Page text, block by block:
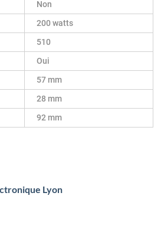
Non
200 watts
510
Oui
57 mm
28 mm
92 mm
Lyon